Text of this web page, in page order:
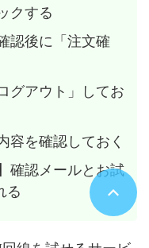
クする
認後に「注文確
グアウト」してお
容を確認しておく
確認メールとお試
る